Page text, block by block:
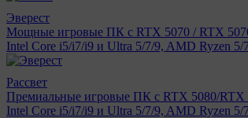
Эверест
Мощные игровые ПК с RTX 5070 / RTX
Intel Core i5/i7/i9 и Ultra 5/7/9, AMD Ryzen 5/
Рассвет
Премиальные игровые ПК с RTX 5080/RTX
Intel Core i5/i7/i9 и Ultra 5/7/9, AMD Ryzen 5/